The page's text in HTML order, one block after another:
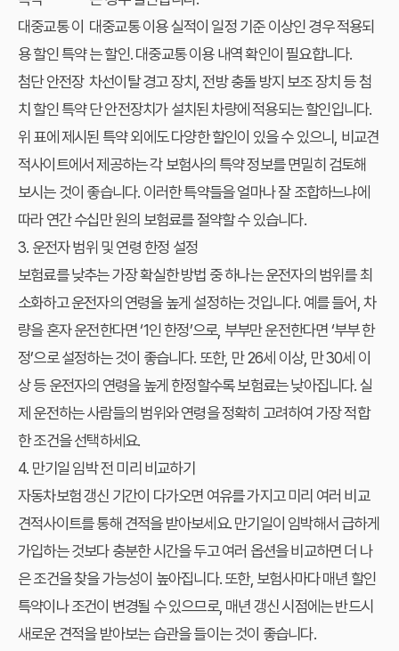
대중교통 이
용 할인 특약
대중교통 이용 실적이 일정 기준 이상인 경우 적용되
는 할인. 대중교통 이용 내역 확인이 필요합니다.
첨단 안전장
치 할인 특약
차선이탈 경고 장치, 전방 충돌 방지 보조 장치 등 첨
단 안전장치가 설치된 차량에 적용되는 할인입니다.
위 표에 제시된 특약 외에도 다양한 할인이 있을 수 있으니, 비교견
적사이트에서 제공하는 각 보험사의 특약 정보를 면밀히 검토해
보시는 것이 좋습니다. 이러한 특약들을 얼마나 잘 조합하느냐에
따라 연간 수십만 원의 보험료를 절약할 수 있습니다.
3. 운전자 범위 및 연령 한정 설정
보험료를 낮추는 가장 확실한 방법 중 하나는 운전자의 범위를 최
소화하고 운전자의 연령을 높게 설정하는 것입니다. 예를 들어, 차
량을 혼자 운전한다면 ‘1인 한정’으로, 부부만 운전한다면 ‘부부 한
정’으로 설정하는 것이 좋습니다. 또한, 만 26세 이상, 만 30세 이
상 등 운전자의 연령을 높게 한정할수록 보험료는 낮아집니다. 실
제 운전하는 사람들의 범위와 연령을 정확히 고려하여 가장 적합
한 조건을 선택하세요.
4. 만기일 임박 전 미리 비교하기
자동차보험 갱신 기간이 다가오면 여유를 가지고 미리 여러 비교
견적사이트를 통해 견적을 받아보세요. 만기일이 임박해서 급하게
가입하는 것보다 충분한 시간을 두고 여러 옵션을 비교하면 더 나
은 조건을 찾을 가능성이 높아집니다. 또한, 보험사마다 매년 할인
특약이나 조건이 변경될 수 있으므로, 매년 갱신 시점에는 반드시
새로운 견적을 받아보는 습관을 들이는 것이 좋습니다.